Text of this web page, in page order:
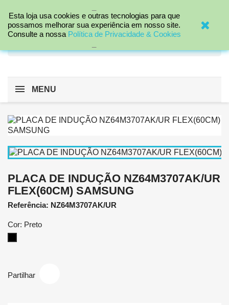

MENU
PLACA DE INDUÇÃO NZ64M3707AK/UR
FLEX(60CM) SAMSUNG
Referência: NZ64M3707AK/UR
Cor: Preto
Partilhar
Esta loja usa cookies e outras tecnologias para que
possamos melhorar sua experiência em nosso site.
Consulte a nossa Política de Privacidade & Cookies